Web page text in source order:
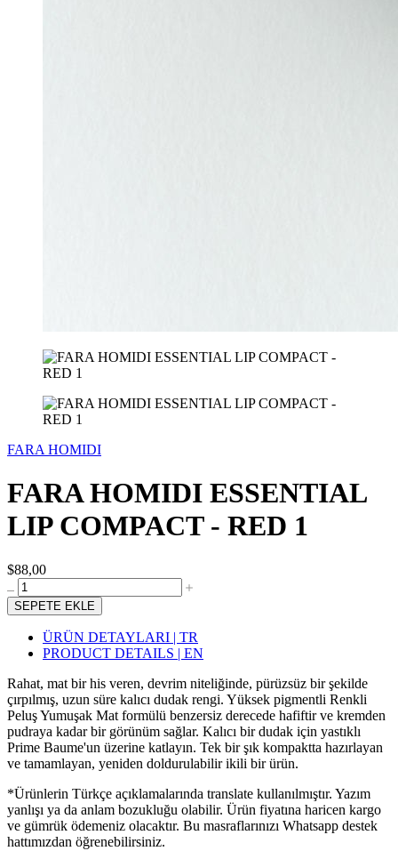
FARA HOMIDI
FARA HOMIDI ESSENTIAL
LIP COMPACT - RED 1
$88,00
SEPETE EKLE
ÜRÜN DETAYLARI | TR
PRODUCT DETAILS | EN
Rahat, mat bir his veren, devrim niteliğinde, pürüzsüz bir şekilde
çırpılmış, uzun süre kalıcı dudak rengi. Yüksek pigmentli Renkli
Peluş Yumuşak Mat formülü benzersiz derecede hafiftir ve kremden
pudraya kadar bir görünüm sağlar. Kalıcı bir dudak için yastıklı
Prime Baume'un üzerine katlayın. Tek bir şık kompaktta hazırlayan
ve tamamlayan, yeniden doldurulabilir ikili bir ürün.
*Ürünlerin Türkçe açıklamalarında translate kullanılmıştır. Yazım
yanlışı ya da anlam bozukluğu olabilir. Ürün fiyatına haricen kargo
ve gümrük ödemeniz olacaktır. Bu masraflarınızı Whatsapp destek
hattımızdan öğrenebilirsiniz.